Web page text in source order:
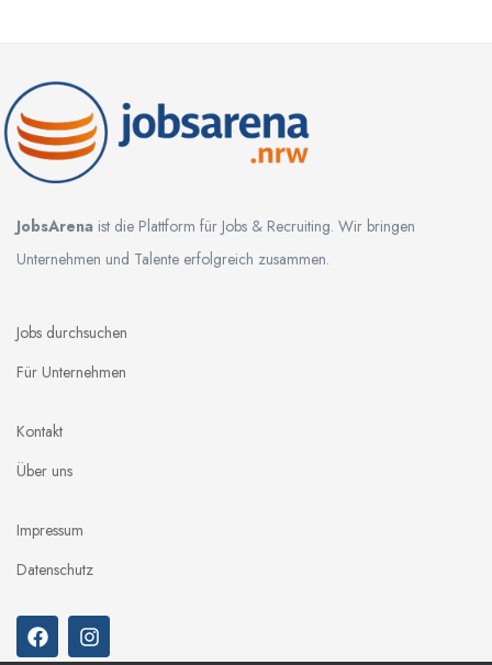
JobsArena ist die Plattform für Jobs & Recruiting. Wir bringen
Unternehmen und Talente erfolgreich zusammen.
Jobs durchsuchen
Für Unternehmen
Kontakt
Über uns
Impressum
Datenschutz